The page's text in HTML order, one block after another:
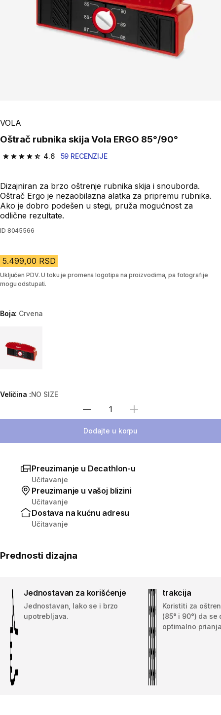
VOLA
Oštrač rubnika skija Vola ERGO 85°/90°
4.6
4.6 od 5 zvezdica from 59 Recenzije
59 RECENZIJE
Dizajniran za brzo oštrenje rubnika skija i snouborda.
Oštrač Ergo je nezaobilazna alatka za pripremu rubnika.
Ako je dobro podešen u stegi, pruža mogućnost za
odlične rezultate.
ID 8045566
5.499,00 RSD
Uključen PDV. U toku je promena logotipa na proizvodima, pa fotografije
mogu odstupati.
Boja: Crvena
Veličina :NO SIZE
Izaberi količinu
Dodajte u korpu
Preuzimanje u Decathlon-u
Učitavanje
Preuzimanje u vašoj blizini
Učitavanje
Dostava na kućnu adresu
Učitavanje
Prednosti dizajna
Jednostavan za korišćenje
Jednostavan, lako se i brzo
upotrebljava.
trakcija
Koristiti za
(85° i 90°) da se
optimalno